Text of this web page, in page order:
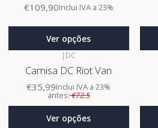
€109,90Inclui IVA a 23%
Ver opções
| DC
Camisa DC Riot Van
€35,99Inclui IVA a 23%
antes:€72.5
Ver opções